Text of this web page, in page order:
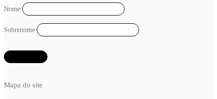
Mapa do site
Nome
Sobrenome